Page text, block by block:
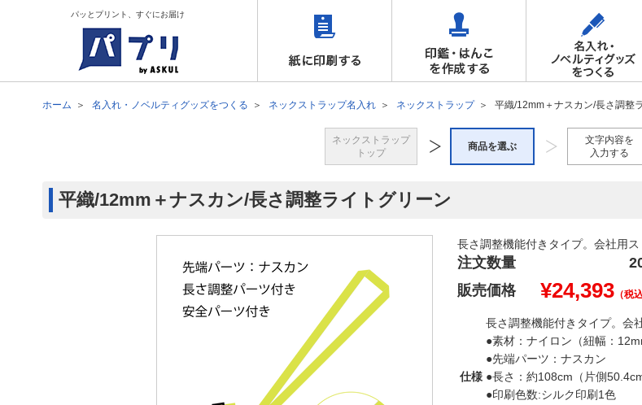
パッとプリント、すぐにお届け
ホーム 名入れ・ノベルティグッズをつくる ネックストラップ名入れ ネックストラップ 平織/12mm＋ナスカン/長さ調整
ネックストラップ
トップ
商品を選ぶ
文字内容を
入力する
平織/12mm＋ナスカン/長さ調整ライトグリーン
長さ調整機能付きタイプ。会社用
注文数量
販売価格
¥24,393 （税
仕様
長さ調整機能付きタイプ。会
●素材：ナイロン（紐幅：
●先端パーツ：ナスカン
●長さ：約108cm（片側50.4cm
●印刷色数:シルク印刷1色